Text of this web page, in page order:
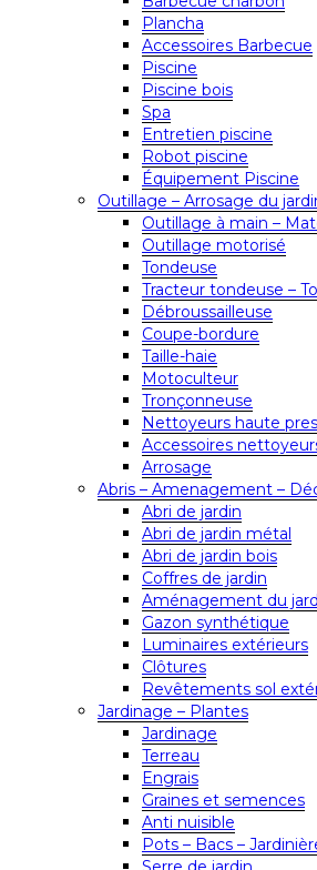
Plancha
Accessoires Barbecue
Piscine
Piscine bois
Spa
Entretien piscine
Robot piscine
Équipement Piscine
Outillage – Arrosage du
Outillage à main –
Outillage motorisé
Tondeuse
Tracteur tondeuse –
Débroussailleuse
Coupe-bordure
Taille-haie
Motoculteur
Tronçonneuse
Nettoyeurs haute
Accessoires
Arrosage
Abris – Amenagement –
Abri de jardin
Abri de jardin métal
Abri de jardin bois
Coffres de jardin
Aménagement du
Gazon synthétique
Luminaires extérieurs
Clôtures
Revêtements sol
Jardinage – Plantes
Jardinage
Terreau
Engrais
Graines et semences
Anti nuisible
Pots – Bacs –